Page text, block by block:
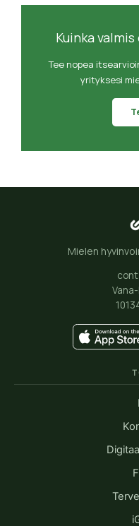
Kuinka
Tee nopea
yrityksesi
Mielen